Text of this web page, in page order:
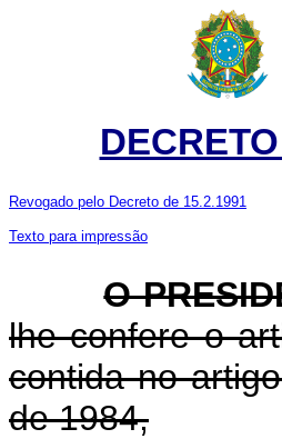
Revogado pelo Decreto de 15.2.1991
Texto para impressão
O
lhe confere o
contida no
de 1984,